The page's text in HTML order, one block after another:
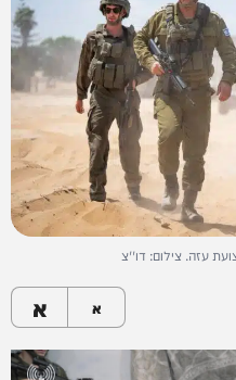
עזה. צילום: דו''צ
א א